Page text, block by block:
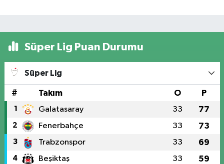
Süper Lig Puan Durumu
Süper Lig
# Takım O P
1 Galatasaray 33 77
2 Fenerbahçe 33 73
3 Trabzonspor 33 69
4 Beşiktaş 33 59